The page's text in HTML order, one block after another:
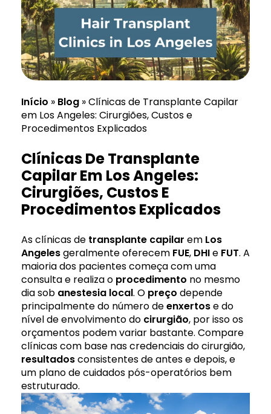
Início » Blog »Clínicas de Transplante Capilar
em Los Angeles: Cirurgiões, Custos e
Procedimentos Explicados
Clínicas De Transplante
Capilar Em Los Angeles:
Cirurgiões, Custos E
Procedimentos Explicados
As clínicas de transplante capilar em Los
Angelesgeralmente oferecem FUE, DHIe FUT. A
maioria dos pacientes começa com uma
consulta e realiza o procedimento no mesmo
dia sob anestesia local. O preço depende
principalmente do número deenxertose do
nível de envolvimento do cirurgião, por isso os
orçamentos podem variar bastante. Compare
clínicas com base nas credenciais do cirurgião,
resultadosconsistentes de antes e depois, e
um plano de cuidados pós-operatórios bem
estruturado.